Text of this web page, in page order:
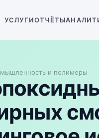
УСЛУГИОТЧЁТЫ
и полимеры